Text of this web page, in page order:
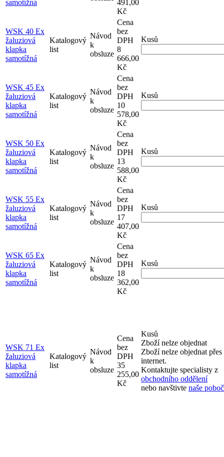
samotížná
491,00
Kč
WSK 40 Ex
žaluziová
klapka
samotížná
Katalogový
list
Návod
k
obsluze
Cena
bez
DPH
8
666,00
Kč
Kusů
WSK 45 Ex
žaluziová
klapka
samotížná
Katalogový
list
Návod
k
obsluze
Cena
bez
DPH
10
578,00
Kč
Kusů
WSK 50 Ex
žaluziová
klapka
samotížná
Katalogový
list
Návod
k
obsluze
Cena
bez
DPH
13
588,00
Kč
Kusů
WSK 55 Ex
žaluziová
klapka
samotížná
Katalogový
list
Návod
k
obsluze
Cena
bez
DPH
17
407,00
Kč
Kusů
WSK 65 Ex
žaluziová
klapka
samotížná
Katalogový
list
Návod
k
obsluze
Cena
bez
DPH
18
362,00
Kč
Kusů
WSK 71 Ex
žaluziová
klapka
samotížná
Katalogový
list
Návod
k
obsluze
Cena
bez
DPH
35
255,00
Kč
Kusů
Zboží nelze objednat
Zboží nelze objednat přes
internet.
Kontaktujte specialisty z
obchodního oddělení
nebo navštivte naše